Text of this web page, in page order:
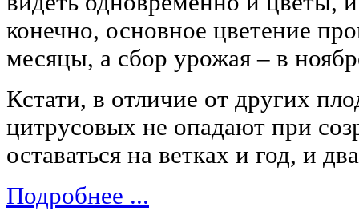
конечно, основное цветение
месяцы, а сбор урожая – в
Кстати, в отличие от других
цитрусовых не опадают при
оставаться на ветках и год, и
Подробнее ...